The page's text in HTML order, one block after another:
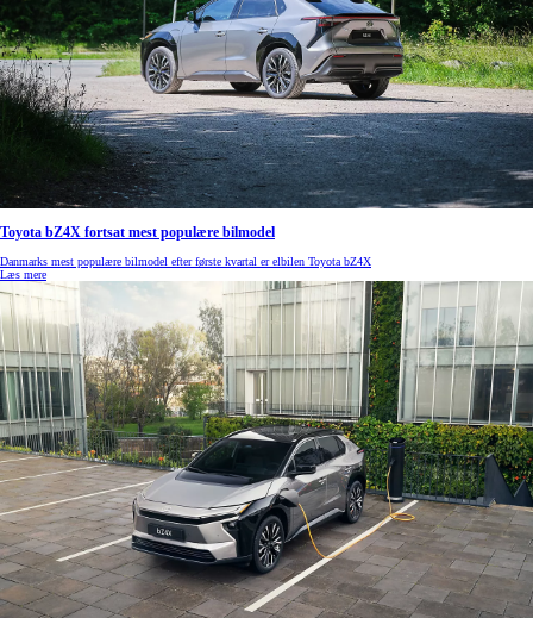
Toyota bZ4X fortsat mest populære bilmodel
Danmarks mest populære bilmodel efter første kvartal er elbilen Toyota bZ4X
Læs mere